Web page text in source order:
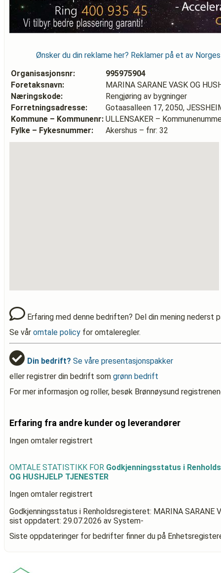
Ønsker du din reklame her? Reklamer på et av
Organisasjonsnr:
995975904
Foretaksnavn:
MARINA SARANE VASK OG
Næringskode:
Rengjøring av bygninger
Forretningsadresse:
Gotaasalleen 17, 2050,
Kommune – Kommunenr: ULLENSAKER –
Fylke – Fykesnummer:
Akershus – fnr: 32
Erfaring med denne bedriften? Del din mening nederst
Se vår omtale policy for omtaleregler.
Din bedrift? Se våre presentasjonspakker
eller registrer din bedrift som grønn bedrift
For mer informasjon og roller, besøk Brønnøysund
Erfaring fra andre kunder og leverandører
Ingen omtaler registrert
OMTALE STATISTIKK FOR Godkjenningsstatus i
OG HUSHJELP TJENESTER
Ingen omtaler registrert
Godkjenningsstatus i Renholdsregisteret: MARINA SARANE
sist oppdatert: 29.07.2026 av System-
Siste oppdateringer for bedrifter finner du på